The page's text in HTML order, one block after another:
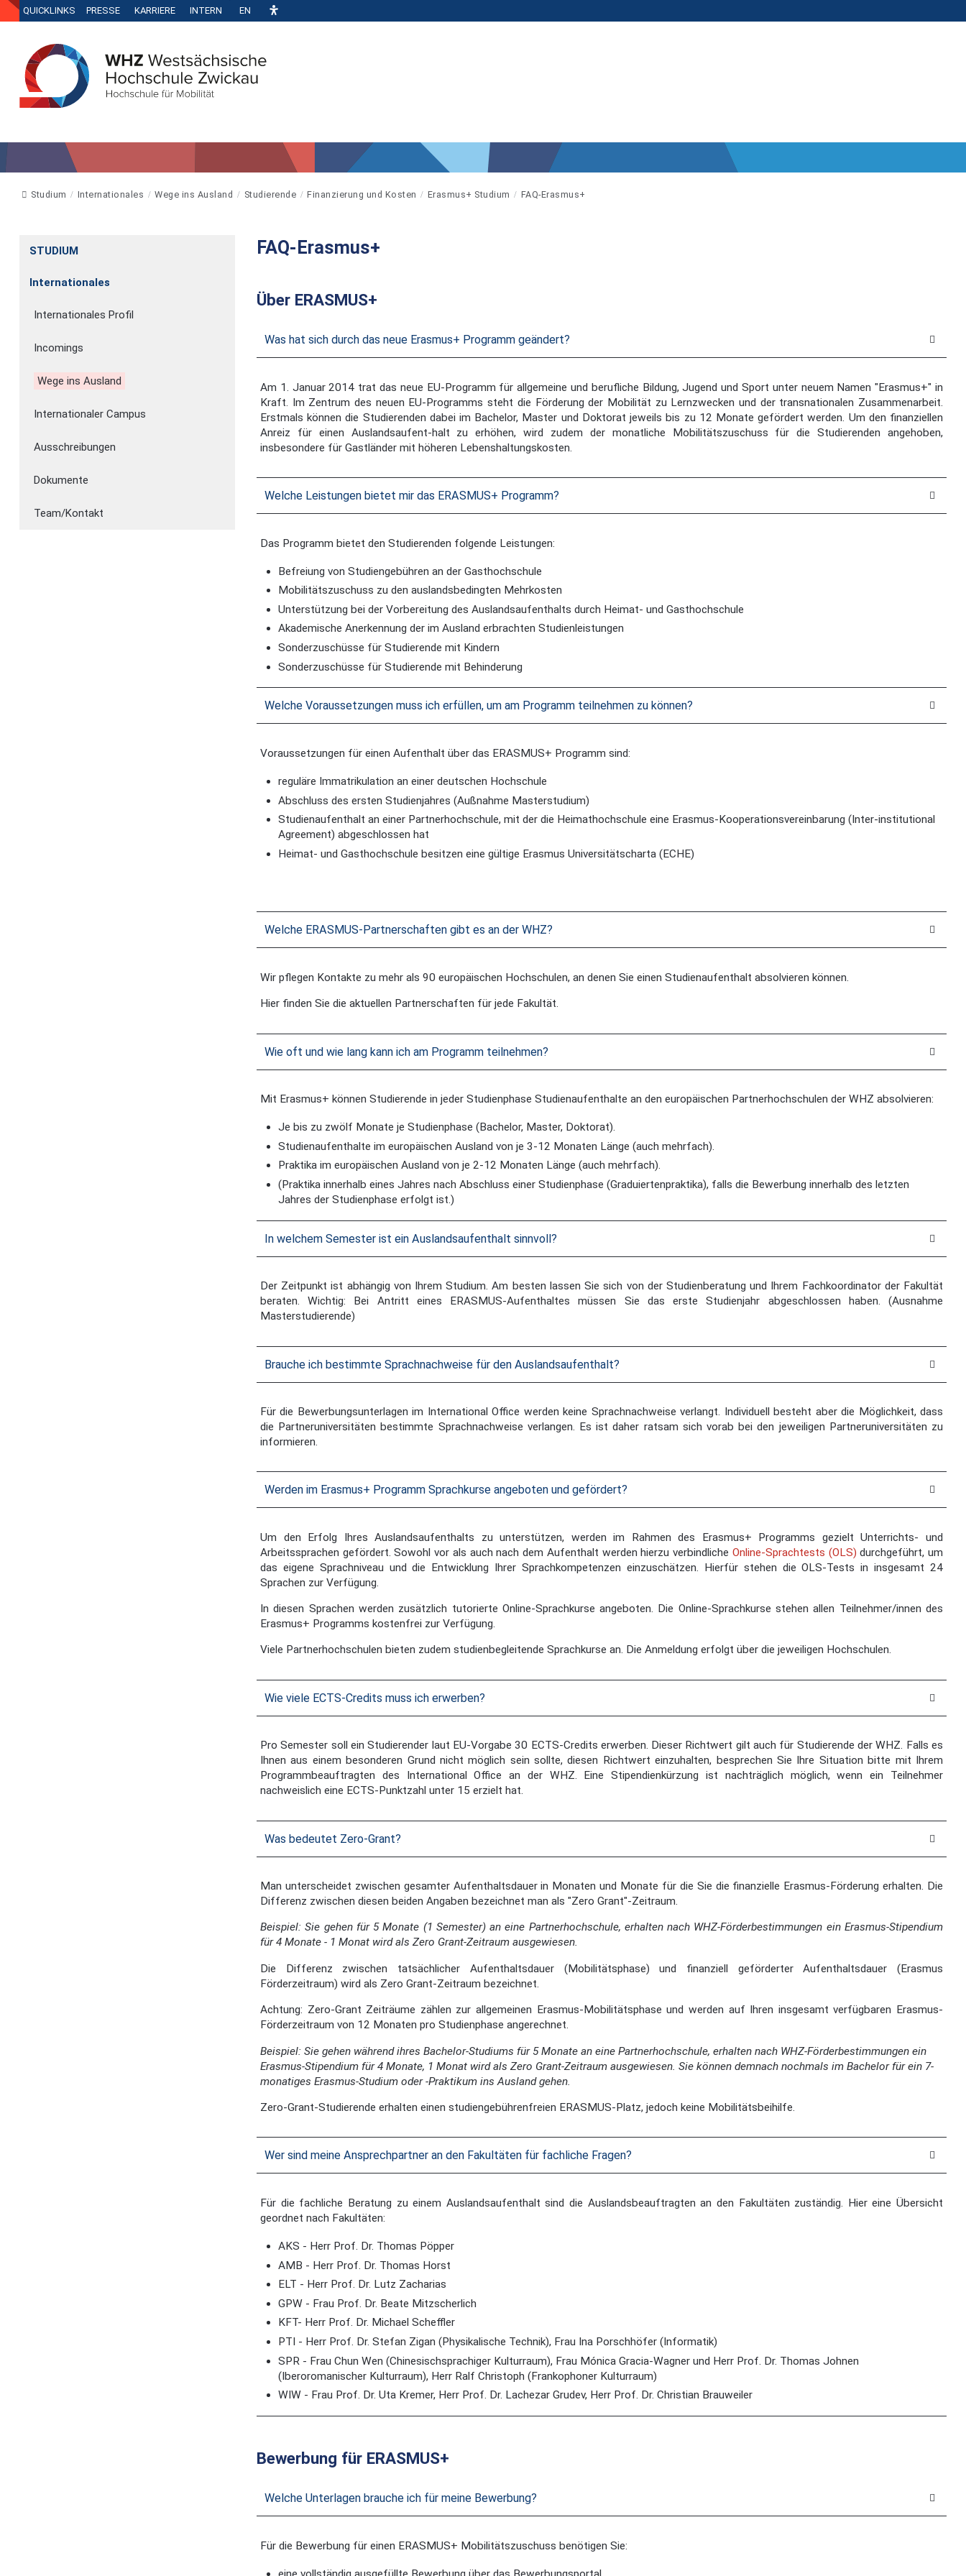
QUICKLINKS PRESSE KARRIERE INTERN EN
Studium Internationales Wege ins Ausland Studierende Finanzierung und Kosten Erasmus+ Studium FAQ-Erasmus+
STUDIUM
Internationales
Internationales Profil
Incomings
Wege ins Ausland
Internationaler Campus
Ausschreibungen
Dokumente
Team/Kontakt
FAQ-Erasmus+
Über ERASMUS+
Was hat sich durch das neue Erasmus+ Programm geändert?
Am 1. Januar 2014 trat das neue EU-Programm für allgemeine und berufliche Bildung, Jugend und Sport unter neuem Namen "Erasmus+" in
Kraft. Im Zentrum des neuen EU-Programms steht die Förderung der Mobilität zu Lernzwecken und der transnationalen Zusammenarbeit.
Erstmals können die Studierenden dabei im Bachelor, Master und Doktorat jeweils bis zu 12 Monate gefördert werden. Um den finanziellen
Anreiz für einen Auslandsaufent-halt zu erhöhen, wird zudem der monatliche Mobilitätszuschuss für die Studierenden angehoben,
insbesondere für Gastländer mit höheren Lebenshaltungskosten.
Welche Leistungen bietet mir das ERASMUS+ Programm?
Das Programm bietet den Studierenden folgende Leistungen:
Befreiung von Studiengebühren an der Gasthochschule
Mobilitätszuschuss zu den auslandsbedingten Mehrkosten
Unterstützung bei der Vorbereitung des Auslandsaufenthalts durch Heimat- und Gasthochschule
Akademische Anerkennung der im Ausland erbrachten Studienleistungen
Sonderzuschüsse für Studierende mit Kindern
Sonderzuschüsse für Studierende mit Behinderung
Welche Voraussetzungen muss ich erfüllen, um am Programm teilnehmen zu können?
Voraussetzungen für einen Aufenthalt über das ERASMUS+ Programm sind:
reguläre Immatrikulation an einer deutschen Hochschule
Abschluss des ersten Studienjahres (Außnahme Masterstudium)
Studienaufenthalt an einer Partnerhochschule, mit der die Heimathochschule eine Erasmus-Kooperationsvereinbarung (Inter-institutional
Agreement) abgeschlossen hat
Heimat- und Gasthochschule besitzen eine gültige Erasmus Universitätscharta (ECHE)
Welche ERASMUS-Partnerschaften gibt es an der WHZ?
Wir pflegen Kontakte zu mehr als 90 europäischen Hochschulen, an denen Sie einen Studienaufenthalt absolvieren können.
Hier finden Sie die aktuellen Partnerschaften für jede Fakultät.
Wie oft und wie lang kann ich am Programm teilnehmen?
Mit Erasmus+ können Studierende in jeder Studienphase Studienaufenthalte an den europäischen Partnerhochschulen der WHZ absolvieren:
Je bis zu zwölf Monate je Studienphase (Bachelor, Master, Doktorat).
Studienaufenthalte im europäischen Ausland von je 3-12 Monaten Länge (auch mehrfach).
Praktika im europäischen Ausland von je 2-12 Monaten Länge (auch mehrfach).
(Praktika innerhalb eines Jahres nach Abschluss einer Studienphase (Graduiertenpraktika), falls die Bewerbung innerhalb des letzten
Jahres der Studienphase erfolgt ist.)
In welchem Semester ist ein Auslandsaufenthalt sinnvoll?
Der Zeitpunkt ist abhängig von Ihrem Studium. Am besten lassen Sie sich von der Studienberatung und Ihrem Fachkoordinator der Fakultät
beraten. Wichtig: Bei Antritt eines ERASMUS-Aufenthaltes müssen Sie das erste Studienjahr abgeschlossen haben. (Ausnahme
Masterstudierende)
Brauche ich bestimmte Sprachnachweise für den Auslandsaufenthalt?
Für die Bewerbungsunterlagen im International Office werden keine Sprachnachweise verlangt. Individuell besteht aber die Möglichkeit, dass
die Partneruniversitäten bestimmte Sprachnachweise verlangen. Es ist daher ratsam sich vorab bei den jeweiligen Partneruniversitäten zu
informieren.
Werden im Erasmus+ Programm Sprachkurse angeboten und gefördert?
Um den Erfolg Ihres Auslandsaufenthalts zu unterstützen, werden im Rahmen des Erasmus+ Programms gezielt Unterrichts- und
Arbeitssprachen gefördert. Sowohl vor als auch nach dem Aufenthalt werden hierzu verbindliche Online-Sprachtests (OLS) durchgeführt, um
das eigene Sprachniveau und die Entwicklung Ihrer Sprachkompetenzen einzuschätzen. Hierfür stehen die OLS-Tests in insgesamt 24
Sprachen zur Verfügung.
In diesen Sprachen werden zusätzlich tutorierte Online-Sprachkurse angeboten. Die Online-Sprachkurse stehen allen Teilnehmer/innen des
Erasmus+ Programms kostenfrei zur Verfügung.
Viele Partnerhochschulen bieten zudem studienbegleitende Sprachkurse an. Die Anmeldung erfolgt über die jeweiligen Hochschulen.
Wie viele ECTS-Credits muss ich erwerben?
Pro Semester soll ein Studierender laut EU-Vorgabe 30 ECTS-Credits erwerben. Dieser Richtwert gilt auch für Studierende der WHZ. Falls es
Ihnen aus einem besonderen Grund nicht möglich sein sollte, diesen Richtwert einzuhalten, besprechen Sie Ihre Situation bitte mit Ihrem
Programmbeauftragten des International Office an der WHZ. Eine Stipendienkürzung ist nachträglich möglich, wenn ein Teilnehmer
nachweislich eine ECTS-Punktzahl unter 15 erzielt hat.
Was bedeutet Zero-Grant?
Man unterscheidet zwischen gesamter Aufenthaltsdauer in Monaten und Monate für die Sie die finanzielle Erasmus-Förderung erhalten. Die
Differenz zwischen diesen beiden Angaben bezeichnet man als "Zero Grant"-Zeitraum.
Beispiel: Sie gehen für 5 Monate (1 Semester) an eine Partnerhochschule, erhalten nach WHZ-Förderbestimmungen ein Erasmus-Stipendium
für 4 Monate - 1 Monat wird als Zero Grant-Zeitraum ausgewiesen.
Die Differenz zwischen tatsächlicher Aufenthaltsdauer (Mobilitätsphase) und finanziell geförderter Aufenthaltsdauer (Erasmus
Förderzeitraum) wird als Zero Grant-Zeitraum bezeichnet.
Achtung: Zero-Grant Zeiträume zählen zur allgemeinen Erasmus-Mobilitätsphase und werden auf Ihren insgesamt verfügbaren Erasmus-
Förderzeitraum von 12 Monaten pro Studienphase angerechnet.
Beispiel: Sie gehen während ihres Bachelor-Studiums für 5 Monate an eine Partnerhochschule, erhalten nach WHZ-Förderbestimmungen ein
Erasmus-Stipendium für 4 Monate, 1 Monat wird als Zero Grant-Zeitraum ausgewiesen. Sie können demnach nochmals im Bachelor für ein 7-
monatiges Erasmus-Studium oder -Praktikum ins Ausland gehen.
Zero-Grant-Studierende erhalten einen studiengebührenfreien ERASMUS-Platz, jedoch keine Mobilitätsbeihilfe.
Wer sind meine Ansprechpartner an den Fakultäten für fachliche Fragen?
Für die fachliche Beratung zu einem Auslandsaufenthalt sind die Auslandsbeauftragten an den Fakultäten zuständig. Hier eine Übersicht
geordnet nach Fakultäten:
AKS - Herr Prof. Dr. Thomas Pöpper
AMB - Herr Prof. Dr. Thomas Horst
ELT - Herr Prof. Dr. Lutz Zacharias
GPW - Frau Prof. Dr. Beate Mitzscherlich
KFT- Herr Prof. Dr. Michael Scheffler
PTI - Herr Prof. Dr. Stefan Zigan (Physikalische Technik), Frau Ina Porschhöfer (Informatik)
SPR - Frau Chun Wen (Chinesischsprachiger Kulturraum), Frau Mónica Gracia-Wagner und Herr Prof. Dr. Thomas Johnen
(Iberoromanischer Kulturraum), Herr Ralf Christoph (Frankophoner Kulturraum)
WIW - Frau Prof. Dr. Uta Kremer, Herr Prof. Dr. Lachezar Grudev, Herr Prof. Dr. Christian Brauweiler
Bewerbung für ERASMUS+
Welche Unterlagen brauche ich für meine Bewerbung?
Für die Bewerbung für einen ERASMUS+ Mobilitätszuschuss benötigen Sie: